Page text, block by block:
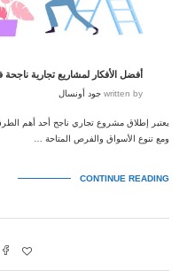
أفضل الأفكار لمشاريع تجارية ناجحة في
written by جود أونسال
يعتبر إطلاق مشروع تجاري ناجح أحد أهم
ومع تنوع الأسواق والفرص المتاحة …
CONTINUE READING